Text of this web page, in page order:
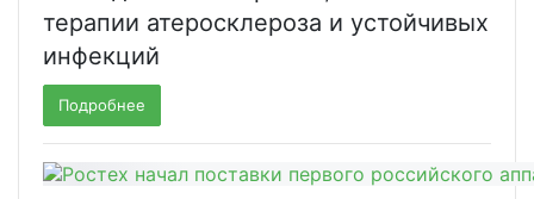
терапии атеросклероза и устойчивых
инфекций
Подробнее